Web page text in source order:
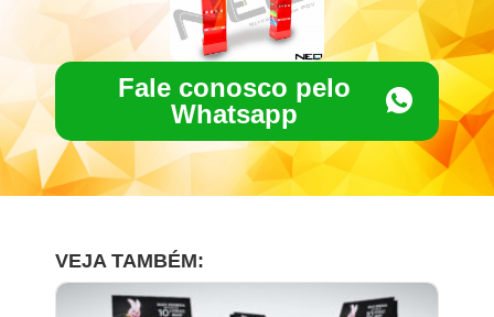
Fale conosco pelo
Whatsapp
VEJA TAMBÉM: